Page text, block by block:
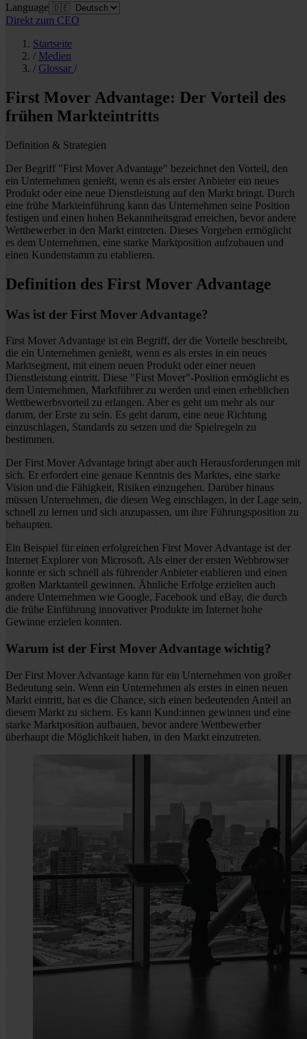
Language
Direkt zum CEO
Startseite
/ Medien
/ Glossar /
First Mover Advantage: Der Vorteil des
frühen Markteintritts
Definition & Strategien
Der Begriff "First Mover Advantage" bezeichnet den Vorteil, den
ein Unternehmen genießt, wenn es als erster Anbieter ein neues
Produkt oder eine neue Dienstleistung auf den Markt bringt. Durch
eine frühe Markteinführung kann das Unternehmen seine Position
festigen und einen hohen Bekanntheitsgrad erreichen, bevor andere
Wettbewerber in den Markt eintreten. Dieses Vorgehen ermöglicht
es dem Unternehmen, eine starke Marktposition aufzubauen und
einen Kundenstamm zu etablieren.
Definition des First Mover Advantage
Was ist der First Mover Advantage?
First Mover Advantage ist ein Begriff, der die Vorteile beschreibt,
die ein Unternehmen genießt, wenn es als erstes in ein neues
Marktsegment, mit einem neuen Produkt oder einer neuen
Dienstleistung eintritt. Diese "First Mover"-Position ermöglicht es
dem Unternehmen, Marktführer zu werden und einen erheblichen
Wettbewerbsvorteil zu erlangen. Aber es geht um mehr als nur
darum, der Erste zu sein. Es geht darum, eine neue Richtung
einzuschlagen, Standards zu setzen und die Spielregeln zu
bestimmen.
Der First Mover Advantage bringt aber auch Herausforderungen mit
sich. Er erfordert eine genaue Kenntnis des Marktes, eine starke
Vision und die Fähigkeit, Risiken einzugehen. Darüber hinaus
müssen Unternehmen, die diesen Weg einschlagen, in der Lage sein,
schnell zu lernen und sich anzupassen, um ihre Führungsposition zu
behaupten.
Ein Beispiel für einen erfolgreichen First Mover Advantage ist der
Internet Explorer von Microsoft. Als einer der ersten Webbrowser
konnte er sich schnell als führender Anbieter etablieren und einen
großen Marktanteil gewinnen. Ähnliche Erfolge erzielten auch
andere Unternehmen wie Google, Facebook und eBay, die durch
die frühe Einführung innovativer Produkte im Internet hohe
Gewinne erzielen konnten.
Warum ist der First Mover Advantage wichtig?
Der First Mover Advantage kann für ein Unternehmen von großer
Bedeutung sein. Wenn ein Unternehmen als erstes in einen neuen
Markt eintritt, hat es die Chance, sich einen bedeutenden Anteil an
diesem Markt zu sichern. Es kann Kund:innen gewinnen und eine
starke Marktposition aufbauen, bevor andere Wettbewerber
überhaupt die Möglichkeit haben, in den Markt einzutreten.